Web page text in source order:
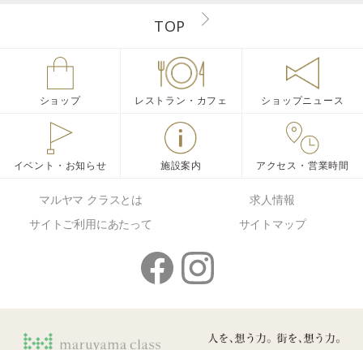
TOP
ショップ レストラン・カフェ ショップニュース
イベント・お知らせ 施設案内 アクセス・営業時間
マルヤマ クラスとは
求人情報
サイトご利用にあたって
サイトマップ